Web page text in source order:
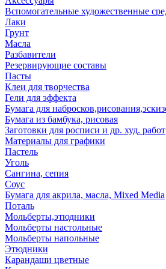
Вспомогательные художественные
Лаки
Грунт
Масла
Разбавители
Резервирующие составы
Пасты
Клеи для творчества
Гели для эффекта
Бумага для
Бумага из бамбука, рисовая
Заготовки для росписи и др. худ. работ
Материалы для графики
Пастель
Уголь
Сангина, сепия
Соус
Бумага для акрила, масла, Mixed Media
Поталь
Мольберты,этюдники
Мольберты настольные
Мольберты напольные
Этюдники
Карандаши цветные